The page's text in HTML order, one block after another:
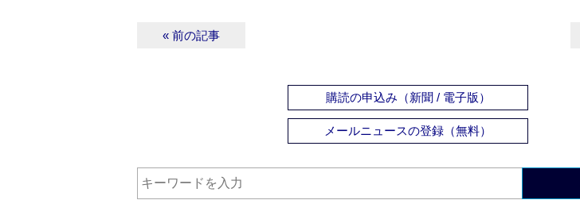
« 前の記事
購読の申込み（新聞 / 電子版）
メールニュースの登録（無料）